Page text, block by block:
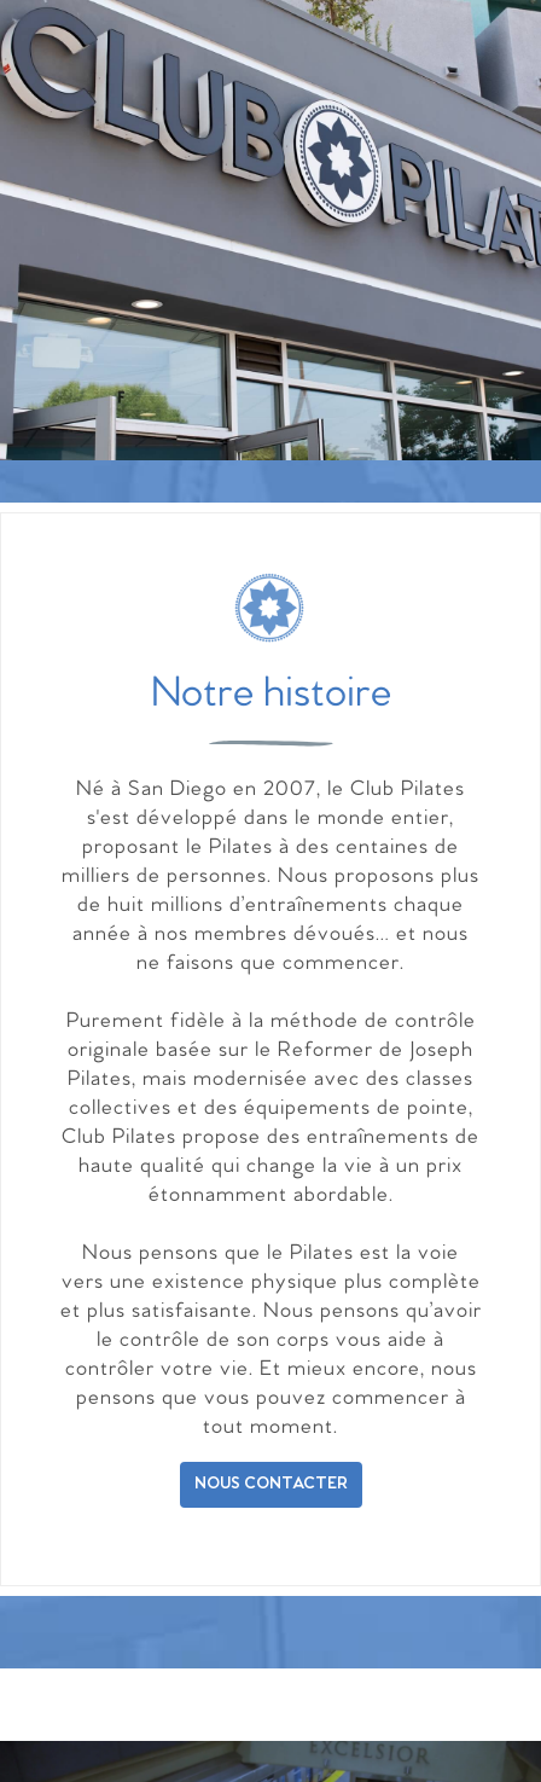
Notre histoire
Né à San Diego en 2007, le Club Pilates
s'est développé dans le monde entier,
proposant le Pilates à des centaines de
milliers de personnes. Nous proposons plus
de huit millions d’entraînements chaque
année à nos membres dévoués… et nous
ne faisons que commencer.
Purement fidèle à la méthode de contrôle
originale basée sur le Reformer de Joseph
Pilates, mais modernisée avec des classes
collectives et des équipements de pointe,
Club Pilates propose des entraînements de
haute qualité qui change la vie à un prix
étonnamment abordable.
Nous pensons que le Pilates est la voie
vers une existence physique plus complète
et plus satisfaisante. Nous pensons qu’avoir
le contrôle de son corps vous aide à
contrôler votre vie. Et mieux encore, nous
pensons que vous pouvez commencer à
tout moment.
NOUS CONTACTER